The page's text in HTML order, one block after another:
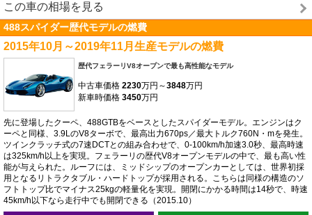
この車の相場を見る
488スパイダー歴代モデルの燃費
2015年10月～2019年11月生産モデルの燃費
歴代フェラーリV8オープンで最も高性能なモデル
中古車価格 2230万円～3848万円
新車時価格 3450万円
先に登場したクーペ、488GTBをベースとしたスパイダーモデル。エンジンはク
ーペと同様、3.9LのV8ターボで、最高出力670ps／最大トルク760N・mを発生。
ツインクラッチ式の7速DCTとの組み合わせで、0-100km/h加速3.0秒、最高時速
は325km/h以上を実現。フェラーリの歴代V8オープンモデルの中で、最も高い性
能が与えられた。ルーフには、ミッドシップのオープンカーとしては、世界初採
用となるリトラクタブル・ハードトップが採用される。こちらは同様の構造のソ
フトトップ比でマイナス25kgの軽量化を実現。開閉にかかる時間は14秒で、時速
45km/h以下なら走行中でも開閉できる（2015.10）